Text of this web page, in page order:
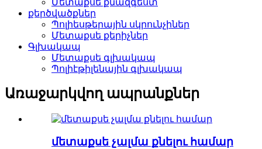
քերծվածքներ
Պոլիեսթերային սկրունչիներ
Մետաքսե քերիչներ
Գլխակապ
Մետաքսե գլխակապ
Պոլիէթիլենային գլխակապ
Առաջարկվող ապրանքներ
մետաքսե չալմա քնելու համար